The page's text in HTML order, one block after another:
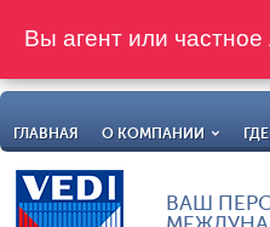
Вы агент или частное
ГЛАВНАЯ О КОМПАНИИ
ВАШ